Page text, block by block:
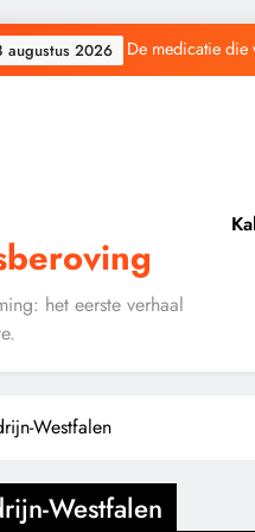
augustus
De medicatie
Baudet
De medicatie
het eerste verhaal
Westfalen
Westfalen